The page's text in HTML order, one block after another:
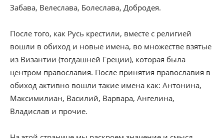
Забава, Велеслава, Болеслава, Добродея.
После того, как Русь крестили, вместе с религией
вошли в обиход и новые имена, во множестве взятые
из Византии (тогдашней Греции), которая была
центром православия. После принятия православия в
обиход активно вошли такие имена как: Антонина,
Максимилиан, Василий, Варвара, Ангелина,
Владислав и прочие.